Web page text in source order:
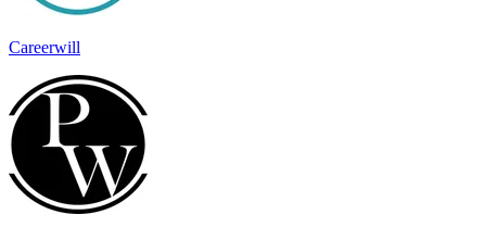
Careerwill